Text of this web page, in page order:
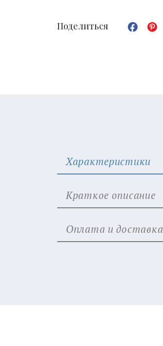
Поделиться
Характеристики
Краткое описание
Оплата и доставка